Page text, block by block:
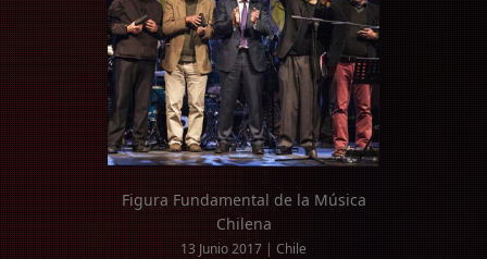
Figura Fundamental de la Música
Chilena
13 Junio 2017 | Chile